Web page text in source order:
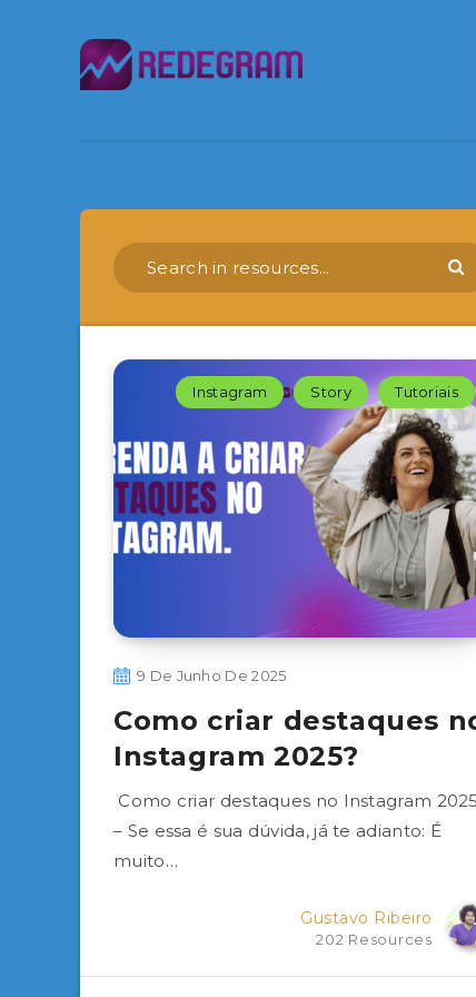
Instagram Story Tutoriais
9 De Junho De 2025
Como criar destaques
Instagram 2025?
Como criar destaques no Instagram
– Se essa é sua dúvida, já te adianto: É
muito…
Gustavo Ribeiro
202 Resources